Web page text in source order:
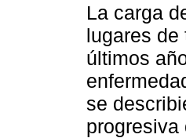
La carga
lugares de
últimos
se
progresiva